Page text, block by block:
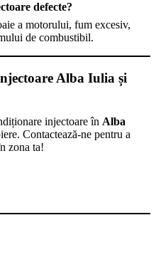
defecte?
a motorului, fum excesiv,
de combustibil.
Alba Iulia și
injectoare în Alba
Contactează-ne pentru a
zona ta!